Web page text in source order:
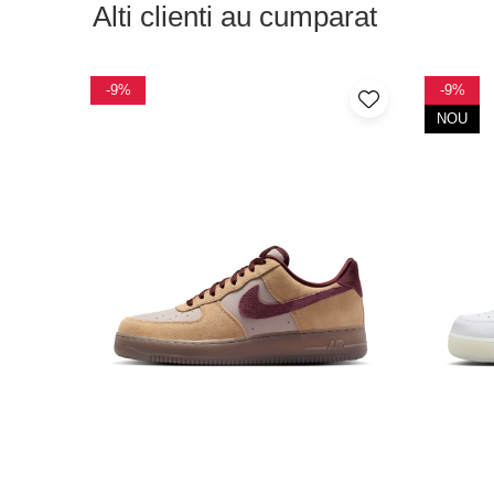
Alti clienti au cumparat
-9%
-9%
NOU